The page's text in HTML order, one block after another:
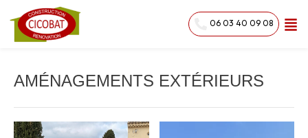
06 03 40 09 08
AMÉNAGEMENTS EXTÉRIEURS